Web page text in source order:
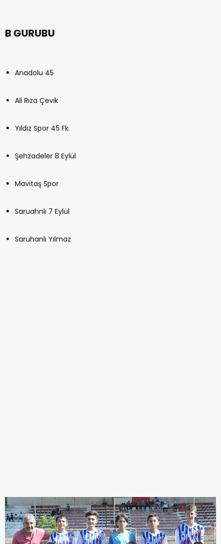
B GURUBU
Anadolu 45
Ali Rıza Çevik
Yıldız Spor 45 Fk.
Şehzadeler 8 Eylül
Mavitaş Spor
Saruahnlı 7 Eylül
Saruhanlı Yılmaz